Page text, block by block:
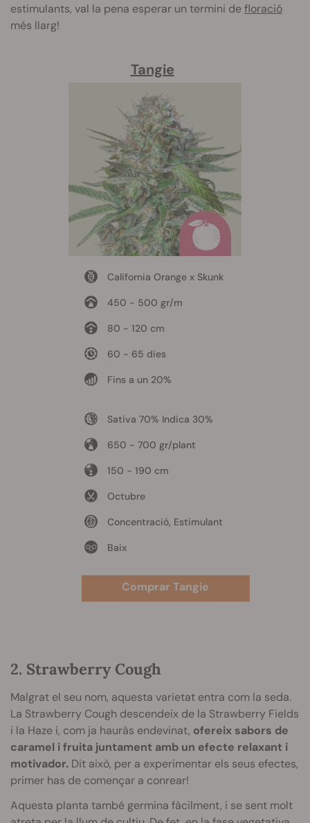
estimulants, val la pena esperar un termini defloració
més llarg!
Tangie
California Orange x Skunk
450 - 500 gr/m
80 - 120 cm
60 - 65 dies
Fins a un 20%
Sativa 70% Indica 30%
650 - 700 gr/plant
150 - 190 cm
Octubre
Concentració, Estimulant
Baix
Comprar Tangie
2. Strawberry Cough
Malgrat el seu nom, aquesta varietat entra com la seda.
La Strawberry Cough descendeix de la Strawberry Fields
i la Haze i, com ja hauràs endevinat, ofereix sabors de
caramel i fruita juntament amb un efecte relaxant i
motivador. Dit això, per a experimentar els seus efectes,
primer has de començar a conrear!
Aquesta planta també germina fàcilment, i se sent molt